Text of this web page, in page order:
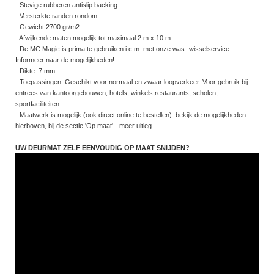
- Stevige rubberen antislip backing.
- Versterkte randen rondom.
- Gewicht 2700 gr/m2.
- Afwijkende maten mogelijk tot maximaal 2 m x 10 m.
- De MC Magic is prima te gebruiken i.c.m. met onze was- wisselservice.
Informeer naar de mogelijkheden!
- Dikte: 7 mm
- Toepassingen: Geschikt voor normaal en zwaar loopverkeer. Voor gebruik bij
entrees van kantoorgebouwen, hotels, winkels,restaurants, scholen,
sportfaciliteiten.
- Maatwerk is mogelijk (ook direct online te bestellen): bekijk de mogelijkheden
hierboven, bij de sectie 'Op maat' - meer uitleg
UW DEURMAT ZELF EENVOUDIG OP MAAT SNIJDEN?